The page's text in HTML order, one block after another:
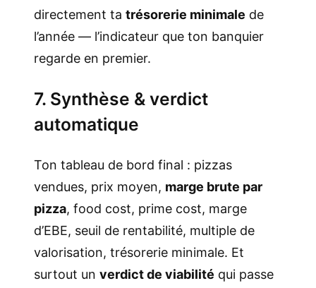
directement ta trésorerie minimale de
l’année — l’indicateur que ton banquier
regarde en premier.
7. Synthèse & verdict
automatique
Ton tableau de bord final : pizzas
vendues, prix moyen, marge brute par
pizza, food cost, prime cost, marge
d’EBE, seuil de rentabilité, multiple de
valorisation, trésorerie minimale. Et
surtout un verdict de viabilité qui passe